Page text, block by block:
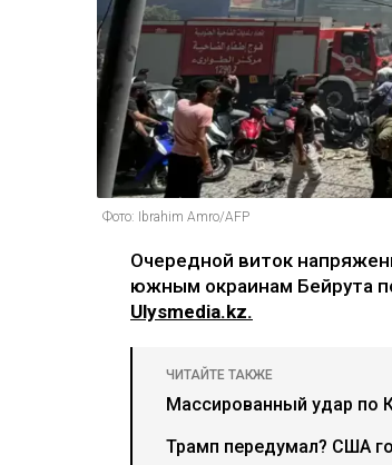
Фото: Ibrahim Amro/AFP
Очередной виток
южным окраинам Бейрута
Ulysmedia.kz.
ЧИТАЙТЕ ТАКЖЕ
Массированный удар по
Трамп передумал? США